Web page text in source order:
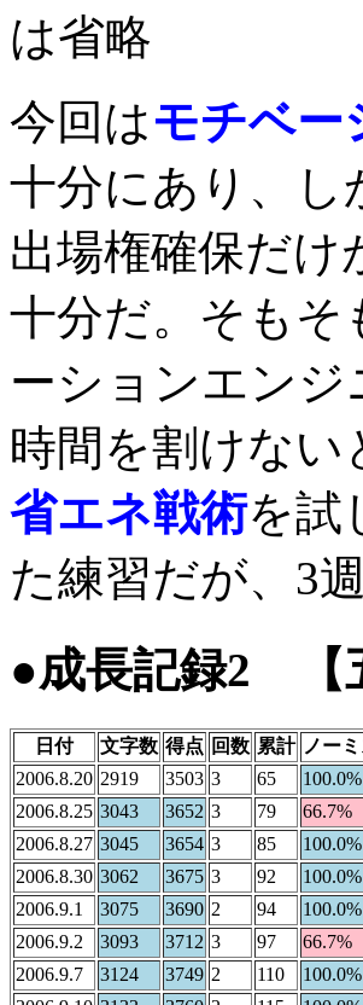
は省略
今回はモチベー
十分にあり、し
出場権確保だけ
十分だ。そもそ
ーションエン
時間を割けな
省エネ戦術を試
た練習だが、3
●成長記録2 【
日付 文字数 得点 回数 累計 ノー
2006.8.20 2919 3503 3 65 100.0%
2006.8.25 3043 3652 3 79 66.7%
2006.8.27 3045 3654 3 85 100.0%
2006.8.30 3062 3675 3 92 100.0%
2006.9.1
3075 3690 2 94 100.0%
2006.9.2
3093 3712 3 97 66.7%
2006.9.7
3124 3749 2 110 100.0%